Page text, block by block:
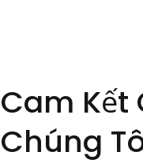
Cam Kết
Chúng